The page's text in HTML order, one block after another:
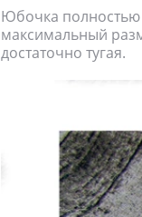
Юбочка полностью
максимальный
достаточно тугая.